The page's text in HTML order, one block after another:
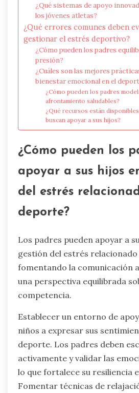
¿Qué sistemas de apoyo
los jóvenes atletas?
¿Qué errores comunes deben
gestionar el estrés deportivo?
¿Cómo pueden los padres
presión?
¿Cuáles son las mejores
bienestar emocional en el
¿Cómo pueden los padres
afrontamiento saludables?
¿Qué recursos están
buscan apoyar a sus hijos?
¿Cómo pueden los
apoyar a sus hijos
del estrés
deporte?
Los padres pueden apoyar a
gestión del estrés
fomentando la comunicación
una perspectiva equilibrada
competencia.
Establecer un entorno de
niños a expresar sus
deporte. Los padres deben
activamente y validar las
lo que fortalece su resiliencia
Fomentar técnicas de